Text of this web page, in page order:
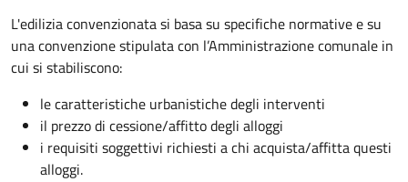
L'edilizia convenzionata si basa su specifiche normative e su
una convenzione stipulata con l’Amministrazione comunale in
cui si stabiliscono:
le caratteristiche urbanistiche degli interventi
il prezzo di cessione/affitto degli alloggi
i requisiti soggettivi richiesti a chi acquista/affitta questi
alloggi.